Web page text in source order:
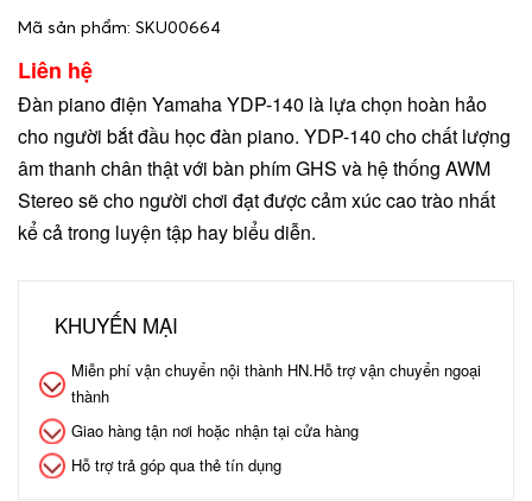
Mã sản phẩm: SKU00664
Liên hệ
Đàn piano điện Yamaha YDP-140 là lựa chọn hoàn hảo
cho người bắt đầu học đàn piano. YDP-140 cho chất lượng
âm thanh chân thật với bàn phím GHS và hệ thống AWM
Stereo sẽ cho người chơi đạt được cảm xúc cao trào nhất
kể cả trong luyện tập hay biểu diễn.
KHUYẾN MẠI
Miễn phí vận chuyển nội thành HN.Hỗ trợ vận chuyển ngoại
thành
Giao hàng tận nơi hoặc nhận tại cửa hàng
Hỗ trợ trả góp qua thẻ tín dụng